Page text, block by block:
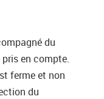
du
en compte.
ferme et non
du